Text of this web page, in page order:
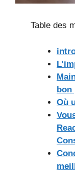
Table des
bon
Où